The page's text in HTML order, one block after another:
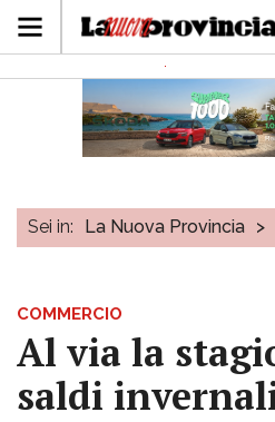
Sei in: La Nuova Provincia >
COMMERCIO
Al via la
saldi